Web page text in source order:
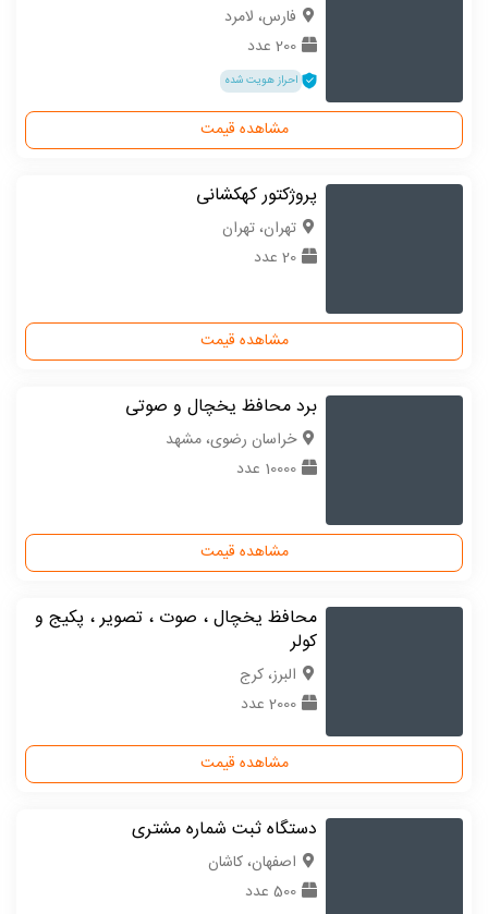
فارس، لامرد
200 عدد
احراز هویت شده
مشاهده قیمت
پروژکتور کهکشانی
تهران، تهران
20 عدد
مشاهده قیمت
برد محافظ یخچال و صوتی
خراسان رضوی، مشهد
10000 عدد
مشاهده قیمت
محافظ یخچال ، صوت ، تصویر ، پکیج و
کولر
البرز، کرج
2000 عدد
مشاهده قیمت
دستگاه ثبت شماره مشتری
اصفهان، کاشان
500 عدد